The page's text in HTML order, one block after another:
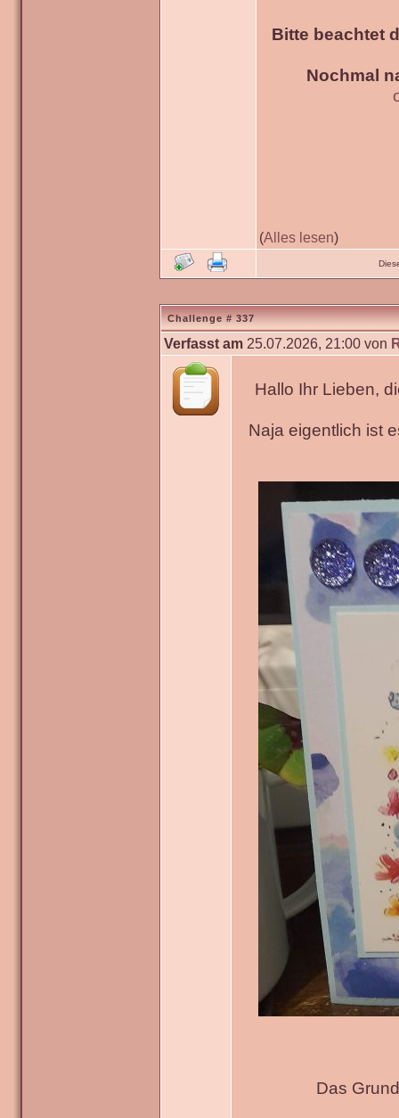
Bitte beachtet
Nochmal
(Alles lesen)
Challenge # 337
Verfasst am 25.07.2026, 21:00 von
Hallo Ihr Lieben,
Naja eigentlich ist
Das